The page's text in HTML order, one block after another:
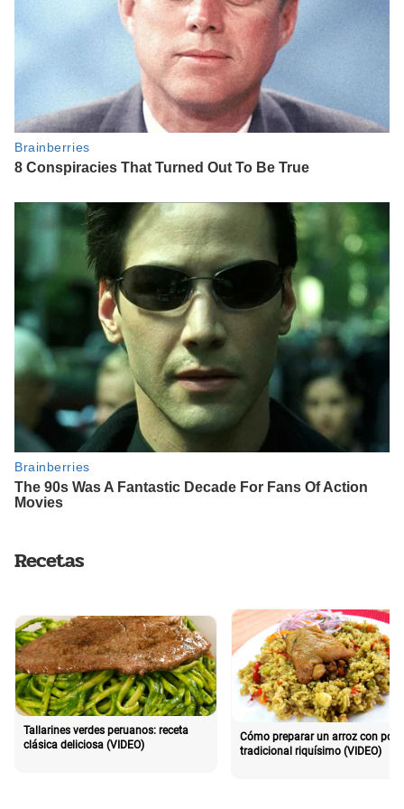
Recetas
Tallarines verdes peruanos: receta
clásica deliciosa (VIDEO)
Cómo preparar un arroz con pollo
tradicional riquísimo (VIDEO)